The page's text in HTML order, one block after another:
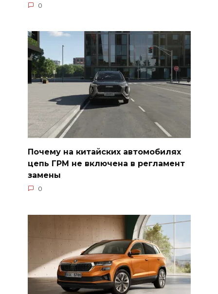
0
Почему на китайских автомобилях
цепь ГРМ не включена в регламент
замены
0